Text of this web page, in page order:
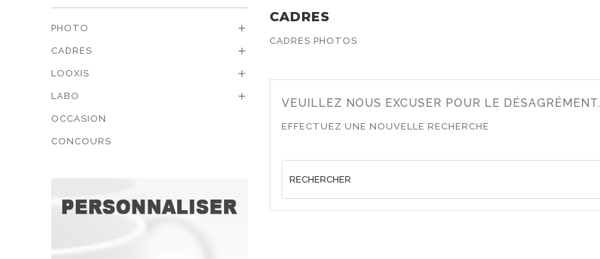
PHOTO 
CADRES 
LOOXIS 
LABO 
OCCASION
CONCOURS
CADRES
CADRES PHOTOS
VEUILLEZ NOUS EXCUSER POUR LE DÉSAGRÉMENT.
EFFECTUEZ UNE NOUVELLE RECHERCHE